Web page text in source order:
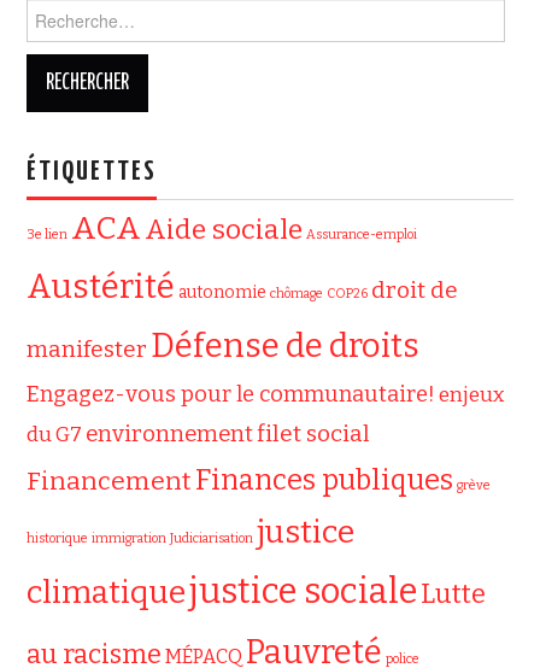
ÉTIQUETTES
3e lien ACAAide sociale Assurance-emploi
Austérité autonomie chômage COP26 droit de
manifester Défense de droits
Engagez-vous pour le communautaire! enjeux
du G7 environnementfilet social
FinancementFinances publiques grève
historique immigration Judiciarisation justice
climatiquejustice socialeLutte
au racisme MÉPACQ Pauvreté police